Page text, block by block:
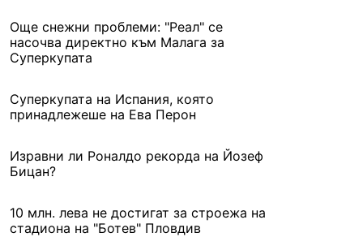
Още снежни проблеми: "Реал" се
насочва директно към Малага за
Суперкупата
Суперкупата на Испания, която
принадлежеше на Ева Перон
Изравни ли Роналдо рекорда на Йозеф
Бицан?
10 млн. лева не достигат за строежа на
стадиона на "Ботев" Пловдив